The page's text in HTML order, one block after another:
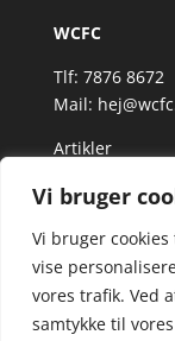
Vi bruger
Vi bruger
vise
vores trafik. Ved
samtykke til
WCFC
Tlf: 7876 8672
Mail:
Artikler